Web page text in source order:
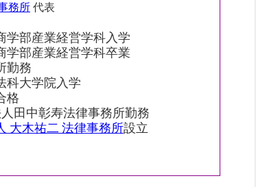
務所 代表
学部産業経営学科入学
学部産業経営学科卒業
勤務
科大学院入学
格
田中彰寿法律事務所勤務
大木祐二 法律事務所設立